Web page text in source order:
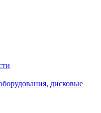
дисковые